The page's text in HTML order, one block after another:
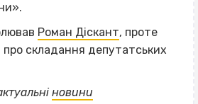
Роман Діскант, проте
про складання депутатських
новини